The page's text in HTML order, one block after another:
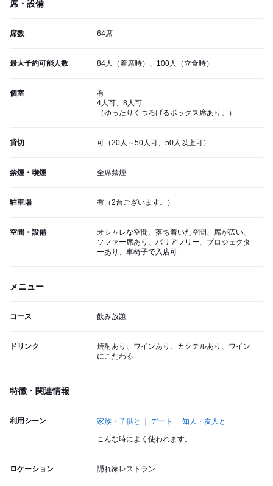
席・設備
席数 64席
最大予約可能人数 84人（着席時）、100人（立食時）
個室
有
4人可、8人可
（ゆったりくつろげるボックス席あり。）
貸切 可（20人～50人可、50人以上可）
禁煙・喫煙 全席禁煙
駐車場 有（2台ございます。）
空間・設備
オシャレな空間、落ち着いた空間、席が広い、
ソファー席あり、バリアフリー、プロジェクタ
ーあり、車椅子で入店可
メニュー
コース 飲み放題
ドリンク
焼酎あり、ワインあり、カクテルあり、ワイン
にこだわる
特徴・関連情報
利用シーン 家族・子供と デート 知人・友人と
こんな時によく使われます。
ロケーション 隠れ家レストラン